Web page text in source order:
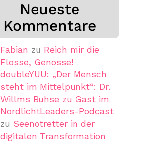
Neueste
Kommentare
Fabian zu Reich mir die
Flosse, Genosse!
doubleYUU: „Der Mensch
steht im Mittelpunkt“: Dr.
Willms Buhse zu Gast im
NordlichtLeaders-Podcast
zu Seenotretter in der
digitalen Transformation